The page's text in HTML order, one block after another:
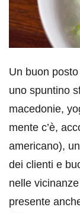
Un buon
uno spuntino
macedonie,
mente c’è,
americano),
dei clienti e
nelle
presente